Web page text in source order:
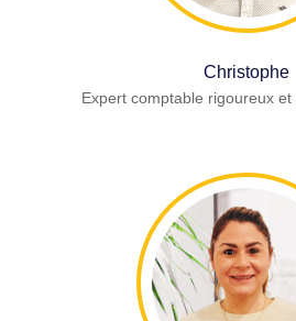
Christophe
Expert comptable rigoureux